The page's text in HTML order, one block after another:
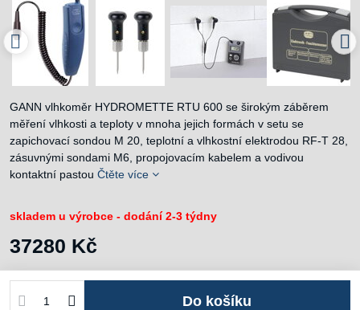
GANN vlhkoměr HYDROMETTE RTU 600 se širokým záběrem
měření vlhkosti a teploty v mnoha jejich formách v setu se
zapichovací sondou M 20, teplotní a vlhkostní elektrodou RF-T 28,
zásuvnými sondami M6, propojovacím kabelem a vodivou
kontaktní pastou Čtěte více
skladem u výrobce - dodání 2-3 týdny
37280 Kč
Do košíku